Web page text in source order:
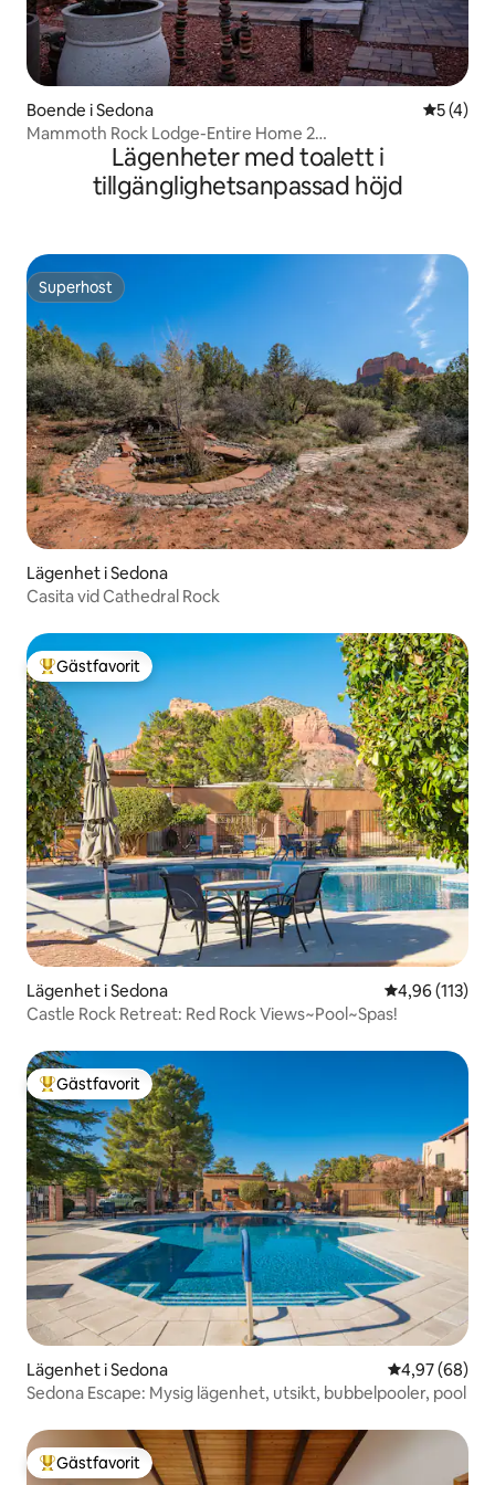
Boende i Sedona 5 av 5 i
5 (4)
Mammoth Rock Lodge-Entire Home 2
bubbelpooler/Gameroom
Lägenheter med toalett i
tillgänglighetsanpassad höjd
Superhost
Superhost
Lägenhet i Sedona
Casita vid Cathedral Rock
Populär gästfavorit
Gästfavorit
Lägenhet i Sedona 4,96 av 5 i
4,96 (113)
Castle Rock Retreat: Red Rock Views~Pool~Spas!
Populär gästfavorit
Gästfavorit
Lägenhet i Sedona 4,97 av 5 i
4,97 (68)
Sedona Escape: Mysig lägenhet, utsikt, bubbelpooler, pool
Populär gästfavorit
Gästfavorit